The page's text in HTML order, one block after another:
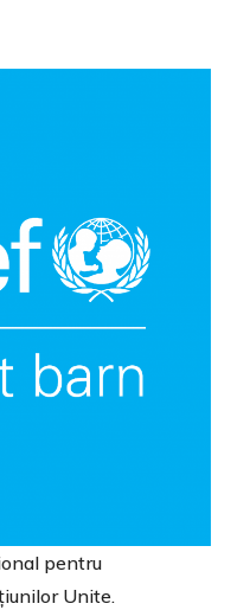
pentru
Unite.